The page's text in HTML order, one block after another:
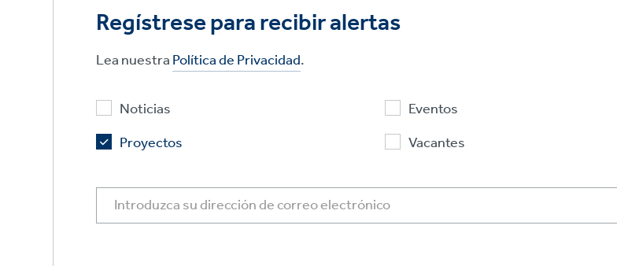
Regístrese para recibir alertas
Lea nuestraPolítica de Privacidad.
Noticias
Eventos
Proyectos
Vacantes